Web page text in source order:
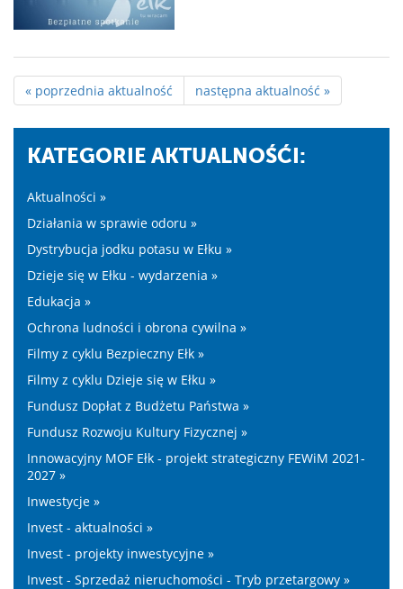
« poprzednia aktualność następna aktualność »
KATEGORIE AKTUALNOŚĆI:
Aktualności »
Działania w sprawie odoru »
Dystrybucja jodku potasu w Ełku »
Dzieje się w Ełku - wydarzenia »
Edukacja »
Ochrona ludności i obrona cywilna »
Filmy z cyklu Bezpieczny Ełk »
Filmy z cyklu Dzieje się w Ełku »
Fundusz Dopłat z Budżetu Państwa »
Fundusz Rozwoju Kultury Fizycznej »
Innowacyjny MOF Ełk - projekt strategiczny FEWiM 2021-
2027 »
Inwestycje »
Invest - aktualności »
Invest - projekty inwestycyjne »
Invest - Sprzedaż nieruchomości - Tryb przetargowy »